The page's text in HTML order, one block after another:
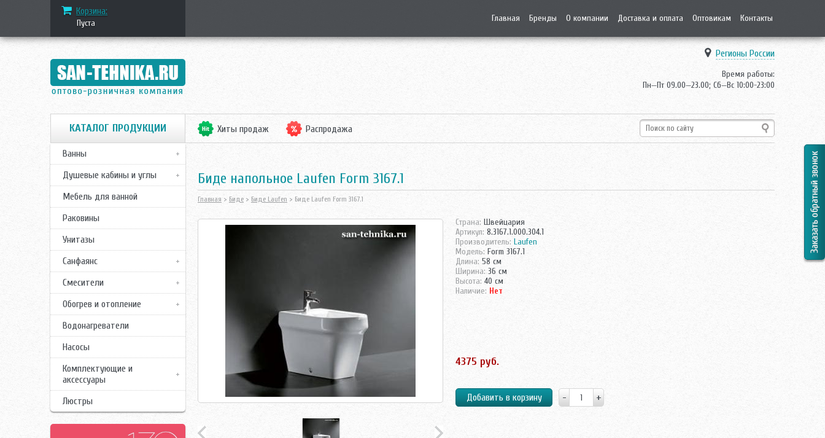
Корзина:
Пуста Главная Бренды О компании Доставка и оплата Оптовикам Контакты
Регионы России
Время работы:
Пн—Пт 09.00—23.00; Сб—Вс 10:00-23:00
КАТАЛОГ ПРОДУКЦИИ
Ванны
Душевые кабины и углы
Мебель для ванной
Раковины
Унитазы
Санфаянс
Смесители
Обогрев и отопление
Водонагреватели
Насосы
Комплектующие и
аксессуары
Люстры
Хиты продаж Распродажа
Биде напольное Laufen Form 3167.1
Главная > Биде > Биде Laufen > Биде Laufen Form 3167.1
Страна: Швейцария
Артикул: 8.3167.1.000.304.1
Производитель: Laufen
Модель: Form 3167.1
Длина: 58 см
Ширина: 36 см
Высота: 40 см
Наличие: Нет
4375 руб.